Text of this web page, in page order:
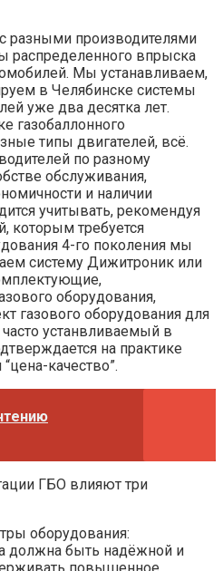
разными производителями
распределенного впрыска
Мы устанавливаем,
в Челябинске системы
уже два десятка лет.
газобаллонного
типы двигателей, всё.
по разному
обслуживания,
и наличии
учитывать, рекомендуя
которым требуется
4-го поколения мы
систему Дижитроник или
оборудования,
газового оборудования для
устанвливаемый в
на практике
качество”.
ГБО влияют три
оборудования:
должна быть надёжной и